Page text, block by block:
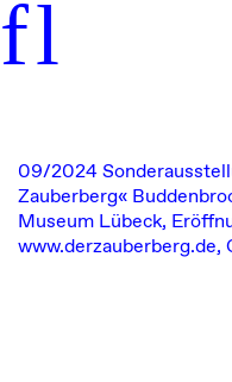
fl
09/2024
Zauberberg«
Museum Lübeck,
www.derzauberberg.de,